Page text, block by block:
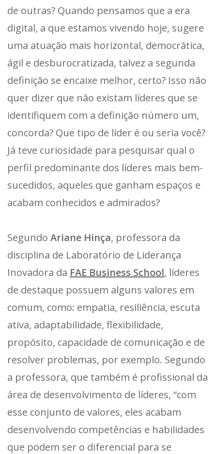
de outras? Quando pensamos que a era
digital, a que estamos vivendo hoje, sugere
uma atuação mais horizontal, democrática,
ágil e desburocratizada, talvez a segunda
definição se encaixe melhor, certo? Isso não
quer dizer que não existam líderes que se
identifiquem com a definição número um,
concorda? Que tipo de líder é ou seria você?
Já teve curiosidade para pesquisar qual o
perfil predominante dos líderes mais bem-
sucedidos, aqueles que ganham espaços e
acabam conhecidos e admirados?
Segundo Ariane Hinça, professora da
disciplina de Laboratório de Liderança
Inovadora da FAE Business School, líderes
de destaque possuem alguns valores em
comum, como: empatia, resiliência, escuta
ativa, adaptabilidade, flexibilidade,
propósito, capacidade de comunicação e de
resolver problemas, por exemplo. Segundo
a professora, que também é profissional da
área de desenvolvimento de líderes, “com
esse conjunto de valores, eles acabam
desenvolvendo competências e habilidades
que podem ser o diferencial para se